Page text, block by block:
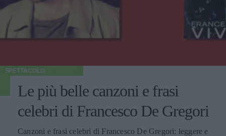
SPETTACOLO
Le più belle canzoni e frasi
celebri di Francesco De Gregori
Canzoni e frasi celebri di Francesco De Gregori: leggere e